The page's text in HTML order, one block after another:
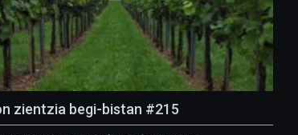
zientzia begi-bistan #215